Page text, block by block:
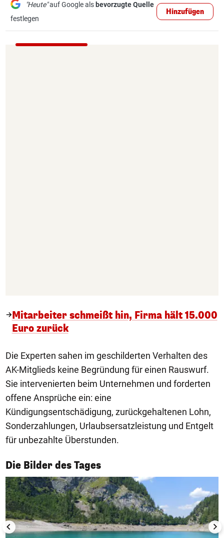
"Heute"auf Google als bevorzugte Quelle
festlegen
Hinzufügen
Mitarbeiter schmeißt hin, Firma hält 15.000
Euro zurück
Die Experten sahen im geschilderten Verhalten des
AK-Mitglieds keine Begründung für einen Rauswurf.
Sie intervenierten beim Unternehmen und forderten
offene Ansprüche ein: eine
Kündigungsentschädigung, zurückgehaltenen Lohn,
Sonderzahlungen, Urlaubsersatzleistung und Entgelt
für unbezahlte Überstunden.
Die Bilder des Tages
1/50